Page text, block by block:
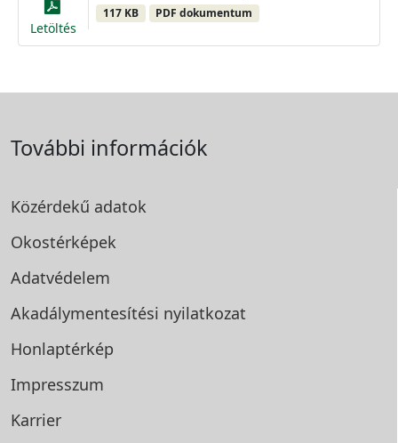
Letöltés
117 KB PDF dokumentum
További információk
Közérdekű adatok
Okostérképek
Adatvédelem
Akadálymentesítési nyilatkozat
Honlaptérkép
Impresszum
Karrier